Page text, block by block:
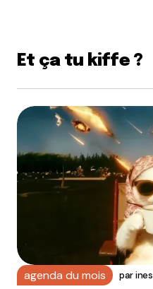
Et ça tu kiffe ?
agenda du mois parines